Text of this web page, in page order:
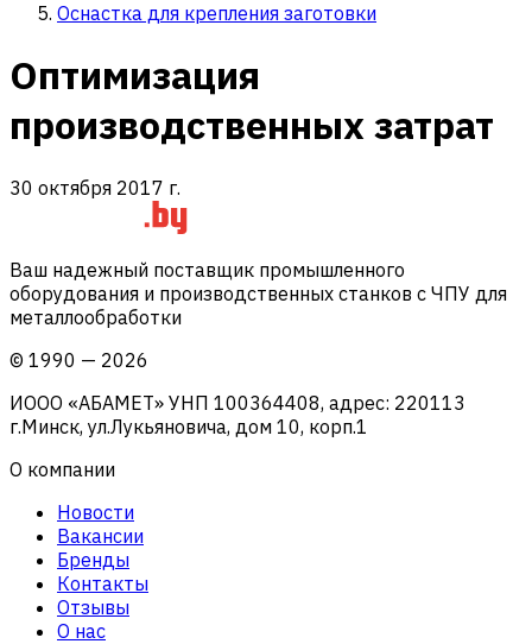
Оснастка для крепления заготовки
Оптимизация
производственных затрат
30 октября 2017 г.
Ваш надежный поставщик промышленного
оборудования и производственных станков с ЧПУ для
металлообработки
© 1990 — 2026
ИООО «АБАМЕТ» УНП 100364408, адрес: 220113
г.Минск, ул.Лукьяновича, дом 10, корп.1
О компании
Новости
Вакансии
Бренды
Контакты
Отзывы
О нас